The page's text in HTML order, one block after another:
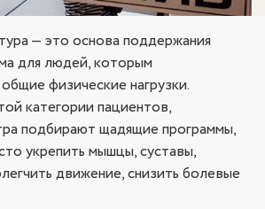
— это основа поддержания
для людей, которым
физические нагрузки.
категории пациентов,
подбирают щадящие программы,
укрепить мышцы, суставы,
движение, снизить болевые